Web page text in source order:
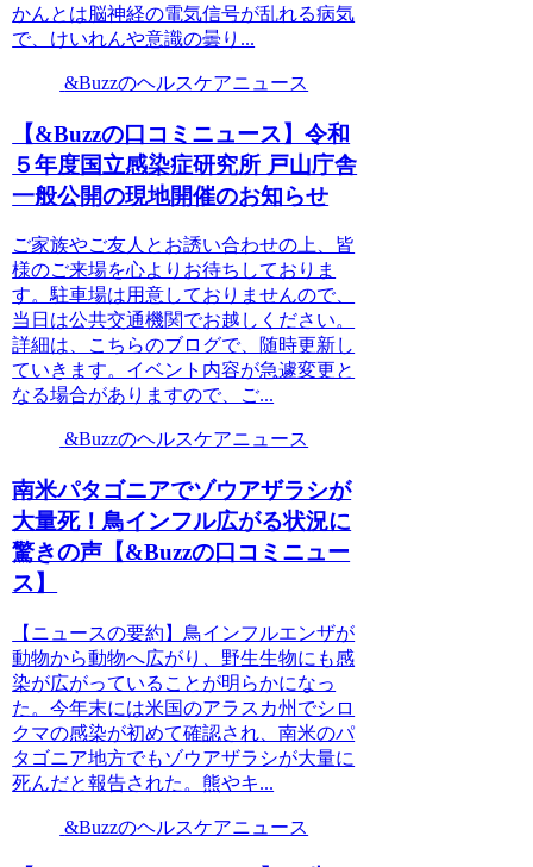
かんとは脳神経の電気信号が乱れる病気
で、けいれんや意識の曇り...
&Buzzのヘルスケアニュース
【&Buzzの口コミニュース】令和
５年度国立感染症研究所 戸山庁舎
一般公開の現地開催のお知らせ
ご家族やご友人とお誘い合わせの上、皆
様のご来場を心よりお待ちしておりま
す。駐車場は用意しておりませんので、
当日は公共交通機関でお越しください。
詳細は、こちらのブログで、随時更新し
ていきます。イベント内容が急遽変更と
なる場合がありますので、ご...
&Buzzのヘルスケアニュース
南米パタゴニアでゾウアザラシが
大量死！鳥インフル広がる状況に
驚きの声【&Buzzの口コミニュー
ス】
【ニュースの要約】鳥インフルエンザが
動物から動物へ広がり、野生生物にも感
染が広がっていることが明らかになっ
た。今年末には米国のアラスカ州でシロ
クマの感染が初めて確認され、南米のパ
タゴニア地方でもゾウアザラシが大量に
死んだと報告された。熊やキ...
&Buzzのヘルスケアニュース